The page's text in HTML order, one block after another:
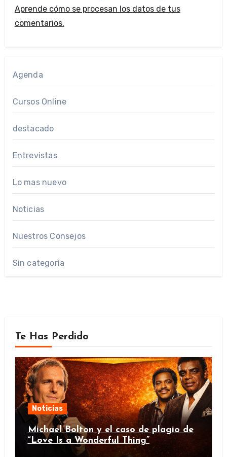
Aprende cómo se procesan los datos de tus
comentarios.
Agenda
Cursos Online
destacado
Entrevistas
Lo mas nuevo
Noticias
Nuestros Consejos
Sin categoría
Te Has Perdido
Noticias
Michael Bolton y el caso de plagio de
“Love Is a Wonderful Thing”